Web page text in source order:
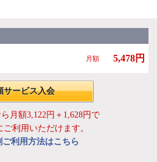
月額 5,478円
サービス入会
ら月額3,122円＋1,628円で
ご利用いただけます。
ご利用方法はこちら